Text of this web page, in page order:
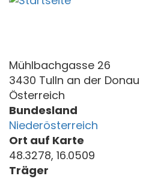
Direkt
Mühlbachgasse 26
3430 Tulln an der Donau
Österreich
Bundesland
Niederösterreich
Ort auf Karte
48.3278, 16.0509
Träger